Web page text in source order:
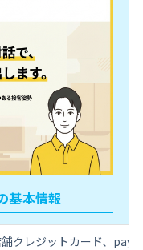
基本情報
クレジットカード、